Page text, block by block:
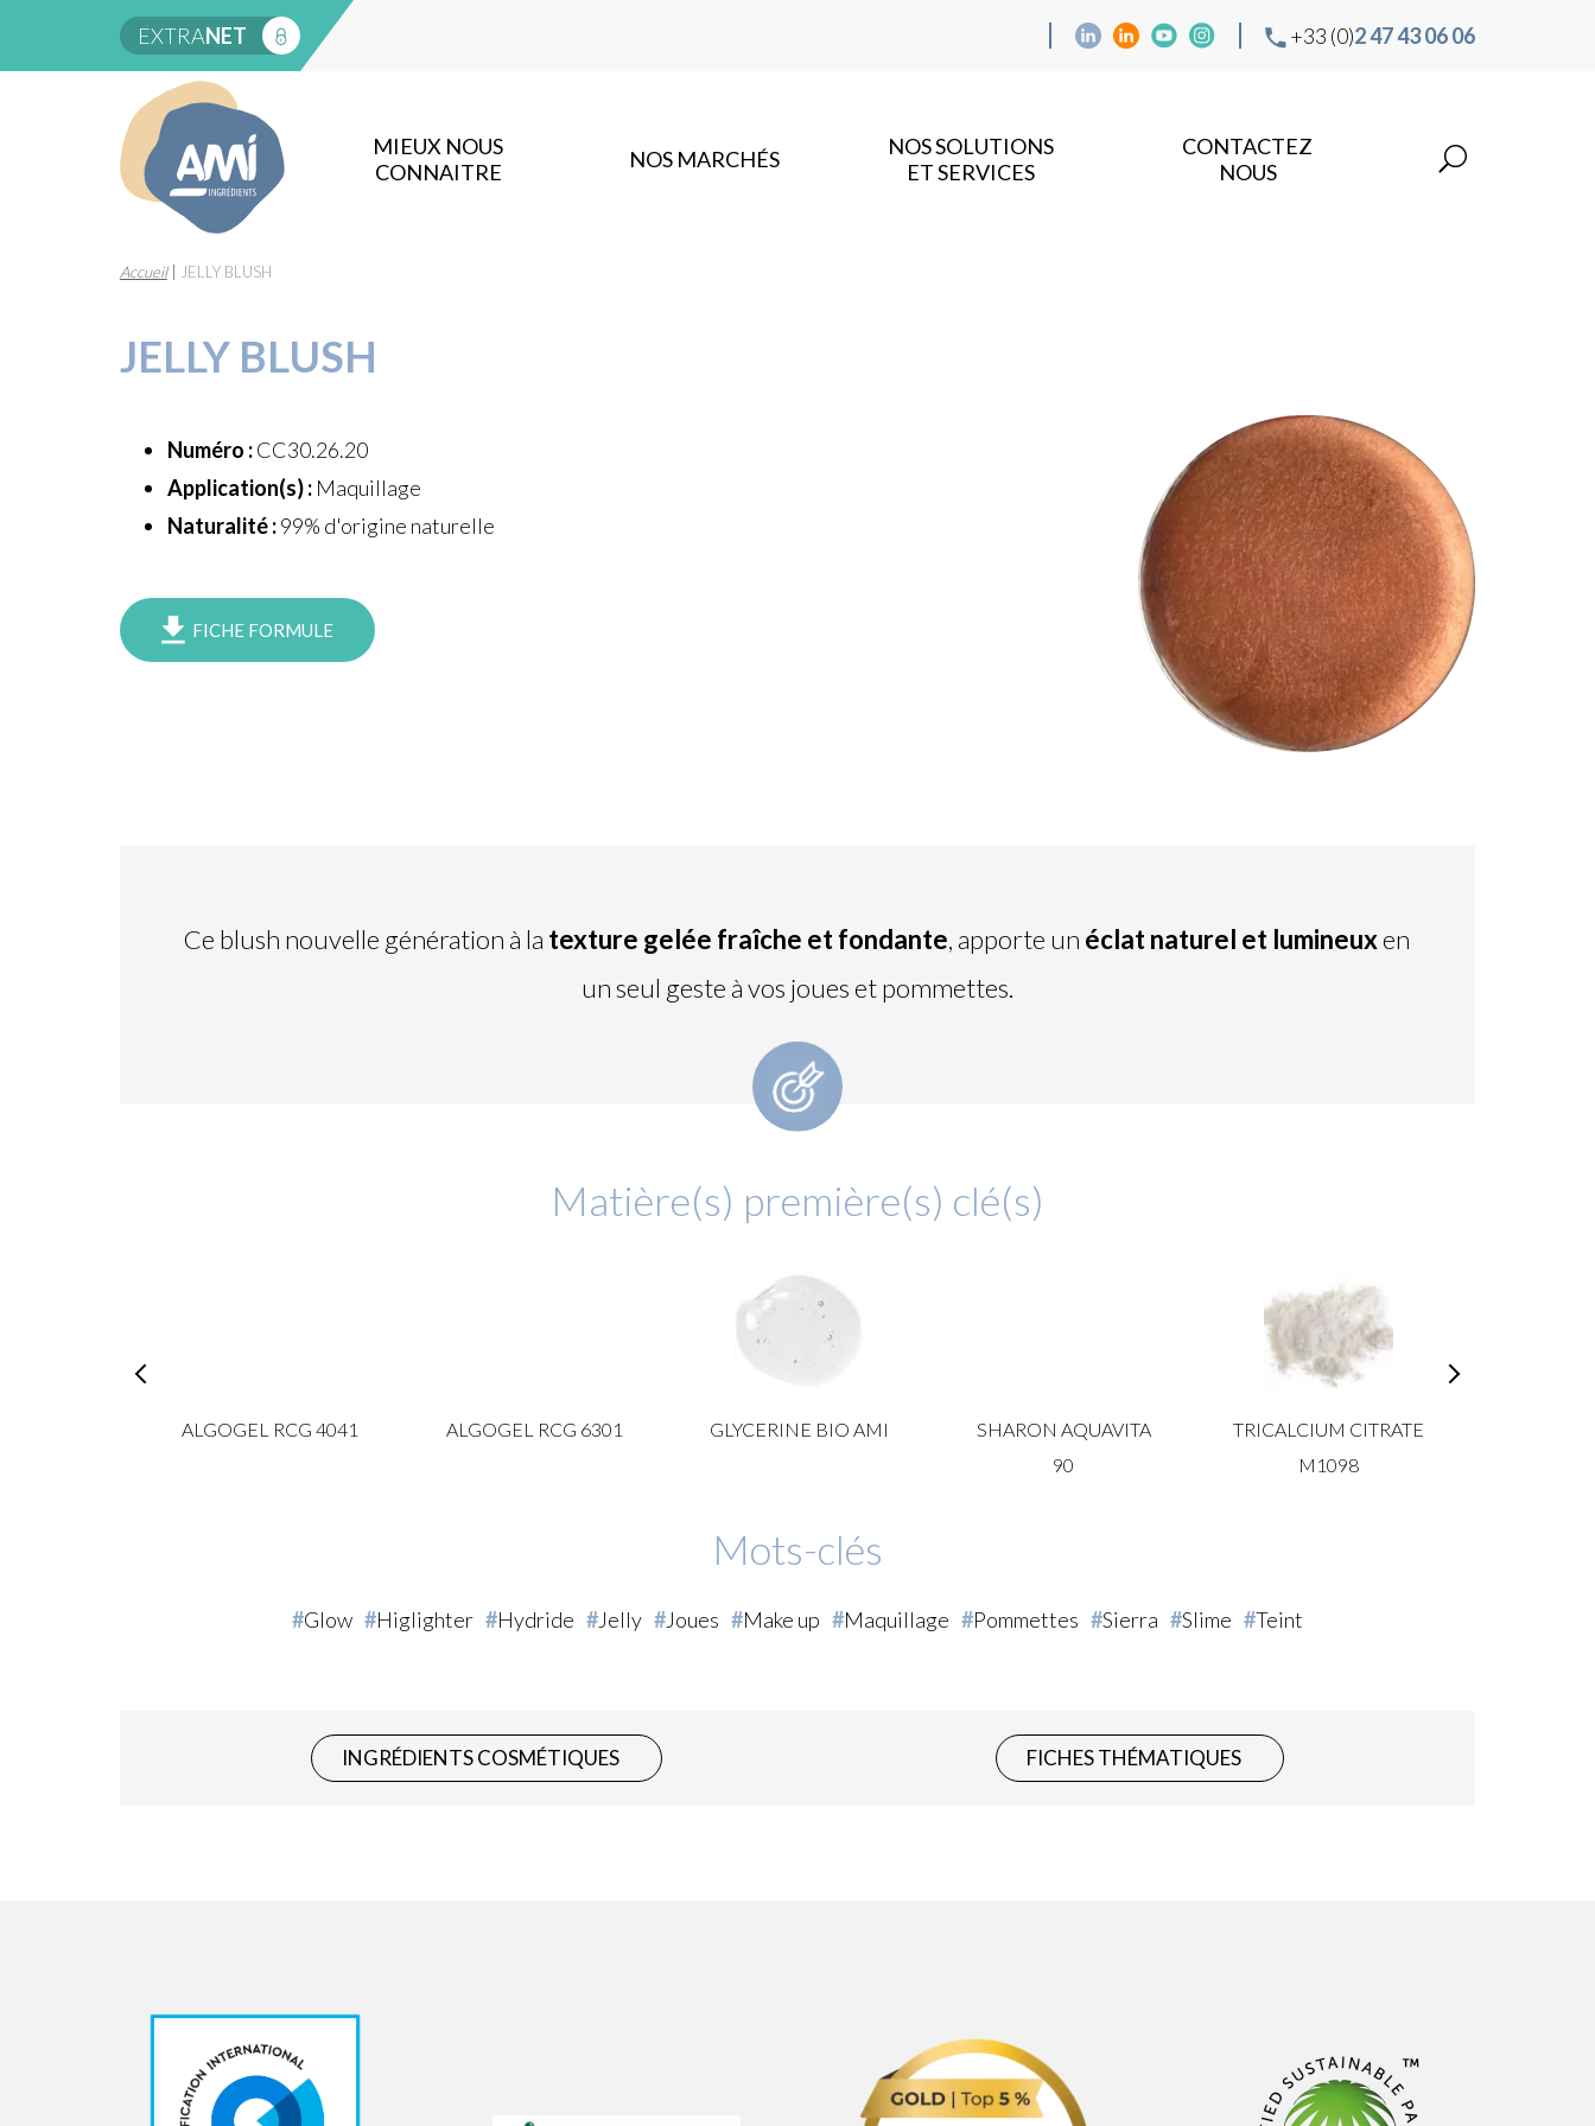
EXTRANET +33 (0)2 47 43 06 06
MIEUX NOUS
CONNAITRE
NOS MARCHÉS
NOS SOLUTIONS
ET SERVICES
CONTACTEZ
NOUS
Accueil| JELLY BLUSH
JELLY BLUSH
Numéro :CC30.26.20
Application(s) :Maquillage
Naturalité :99% d'origine naturelle
FICHE FORMULE
Ce blush nouvelle génération à la texture gelée fraîche et fondante, apporte un éclat naturel et lumineuxen
un seul geste à vos joues et pommettes.
Matière(s) première(s) clé(s)
ALGOGEL RCG 4041 ALGOGEL RCG 6301 GLYCERINE BIO AMI
SHARON AQUAVITA
90
TRICALCIUM CITRATE
M1098
Mots-clés
Glow Higlighter Hydride Jelly Joues Make up Maquillage Pommettes Sierra Slime Teint
INGRÉDIENTS COSMÉTIQUES FICHES THÉMATIQUES